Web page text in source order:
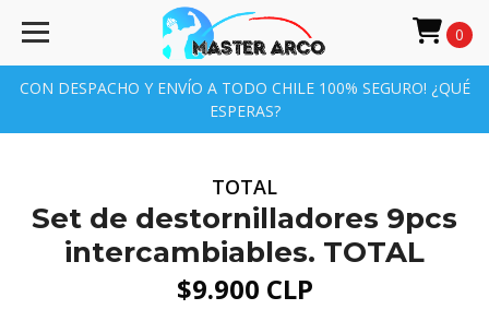
CON DESPACHO Y ENVÍO A TODO CHILE 100% SEGURO! ¿QUÉ
ESPERAS?
0
TOTAL
Set de destornilladores 9pcs
intercambiables. TOTAL
$9.900 CLP